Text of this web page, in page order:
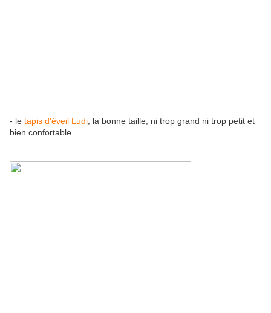
- le tapis d'éveil Ludi , la bonne taille, ni trop grand ni trop petit et
bien confortable